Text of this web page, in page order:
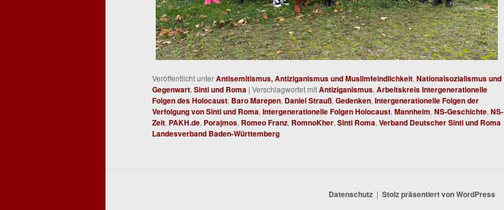
Veröffentlicht unterAntisemitismus, Antiziganismus und Muslimfeindlichkeit,Nationalsozialismus und
Gegenwart,Sinti und Roma | Verschlagwortet mitAntiziganismus,Arbeitskreis Intergenerationelle
Folgen des Holocaust, Baro Marepen, Daniel Strauß,Gedenken,Intergenerationelle Folgen der
Verfolgung von Sinti und Roma,Intergenerationelle Folgen Holocaust,Mannheim,NS-Geschichte,NS-
Zeit, PAKH.de, Porajmos, Romeo Franz, RomnoKher,Sinti Roma,Verband Deutscher Sinti und Roma
Landesverband Baden-Württemberg
Datenschutz Stolz präsentiert von WordPress